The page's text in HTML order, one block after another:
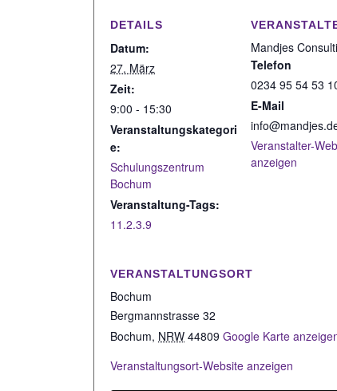
DETAILS
Datum:
27. März
Zeit:
9:00 - 15:30
Veranstaltungskategori
e:
Schulungszentrum
Bochum
Veranstaltung-Tags:
11.2.3.9
Mandjes
Telefon
0234 95 54 53
E-Mail
Veranstalter-
anzeigen
VERANSTALTUNGSORT
Bochum
Bergmannstrasse 32
Bochum, NRW 44809 Google Karte
Veranstaltungsort-Website anzeigen